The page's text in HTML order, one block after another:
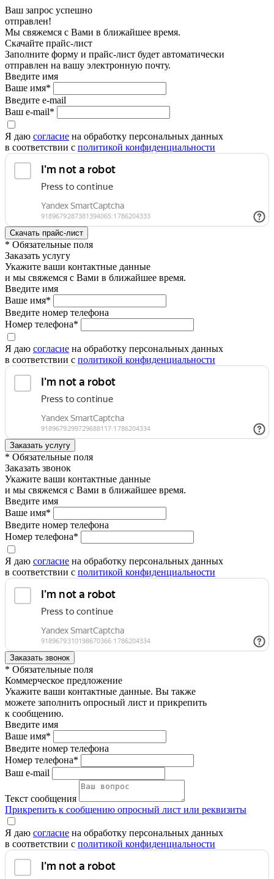
Ваш запрос успешно
отправлен!
Мы свяжемся с Вами в ближайшее время.
Скачайте прайс-лист
Заполните форму и прайс-лист будет автоматически
отправлен на вашу электронную почту.
Введите имя
Ваше имя*
Введите e-mail
Ваш e-mail*
Я даю согласие на обработку персональных данных
в соответствии с политикой конфиденциальности
* Обязательные поля
Заказать услугу
Укажите ваши контактные данные
и мы свяжемся с Вами в ближайшее время.
Введите имя
Ваше имя*
Введите номер телефона
Номер телефона*
Я даю согласие на обработку персональных данных
в соответствии с политикой конфиденциальности
* Обязательные поля
Заказать звонок
Укажите ваши контактные данные
и мы свяжемся с Вами в ближайшее время.
Введите имя
Ваше имя*
Введите номер телефона
Номер телефона*
Я даю согласие на обработку персональных данных
в соответствии с политикой конфиденциальности
* Обязательные поля
Коммерческое предложение
Укажите ваши контактные данные. Вы также
можете заполнить опросный лист и прикрепить
к сообщению.
Введите имя
Ваше имя*
Введите номер телефона
Номер телефона*
Ваш e-mail
Текст сообщения
Прикрепить к сообщению опросный лист или реквизиты
Я даю согласие на обработку персональных данных
в соответствии с политикой конфиденциальности